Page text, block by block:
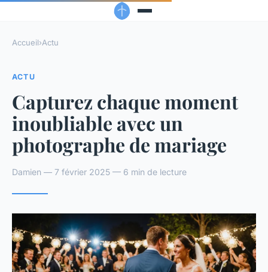
Accueil›Actu
ACTU
Capturez chaque moment
inoubliable avec un
photographe de mariage
Damien — 7 février 2025 — 6 min de lecture